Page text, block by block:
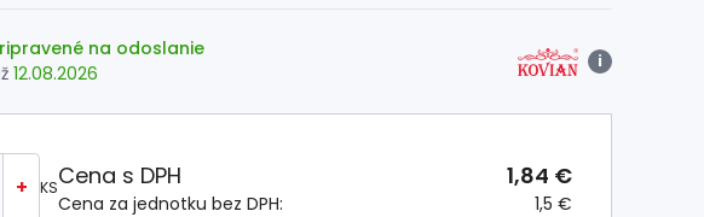
na odoslanie
12.08.2026
i
+ KS
Cena za jednotku bez DPH: 1,5 €
Cena s DPH 1,84 €